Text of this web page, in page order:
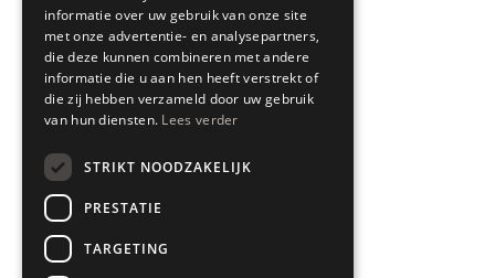
Showroom
Interieuradvies
Bezorgen & leveren
All In House Service
Algemene voorwaarden
Disclaimer
informatie over uw gebruik van onze site
met onze advertentie- en analysepartners,
die deze kunnen combineren met andere
informatie die u aan hen heeft verstrekt of
die zij hebben verzameld door uw gebruik
van hun diensten. Lees verder
STRIKT NOODZAKELIJK
PRESTATIE
TARGETING